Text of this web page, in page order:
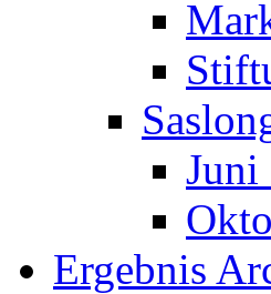
Juni
Ergebnis